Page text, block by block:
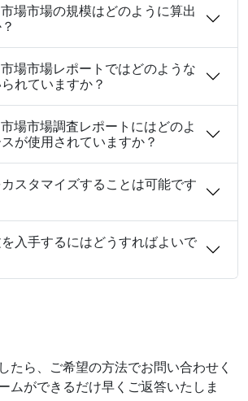
場市場の規模はどのように算出
場市場レポートではどのような
れていますか？
場市場調査レポートにはどのよ
が使用されていますか？
スタマイズすることは可能です
入手するにはどうすればよいで
たら、ご希望の方法でお問い合わせく
ムができるだけ早くご返答いたしま